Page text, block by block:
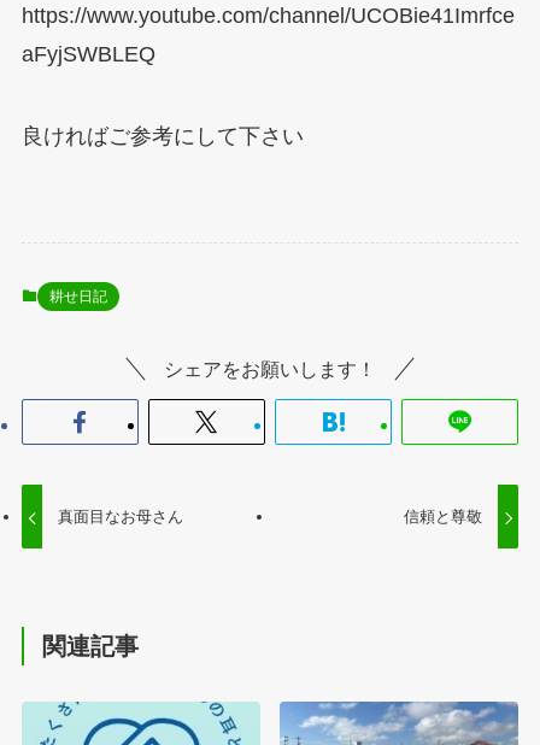
https://www.youtube.com/channel/UCOBie41Imrfce
aFyjSWBLEQ
良ければご参考にして下さい
耕せ日記
シェアをお願いします！
真面目なお母さん 信頼と尊敬
関連記事